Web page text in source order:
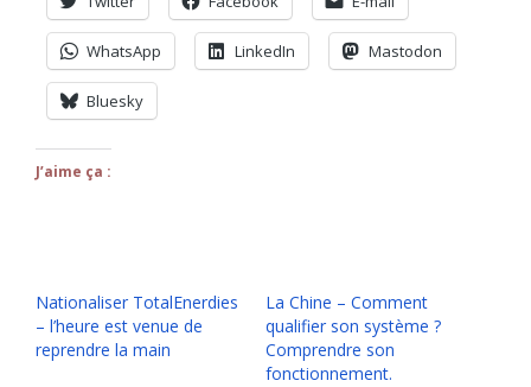
WhatsApp LinkedIn Mastodon
Bluesky
J’aime ça :
Nationaliser TotalEnerdies
– l’heure est venue de
reprendre la main
La Chine – Comment
qualifier son système ?
Comprendre son
fonctionnement.